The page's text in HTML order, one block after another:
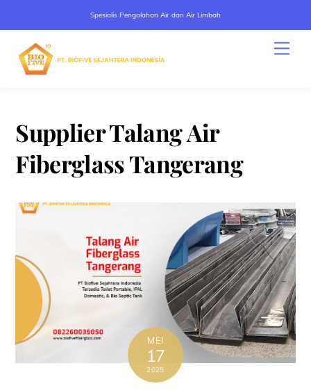
Spesialis Pengolahan Air dan Air Limbah
content
Supplier Talang Air
Fiberglass Tangerang
MEI
17
2025